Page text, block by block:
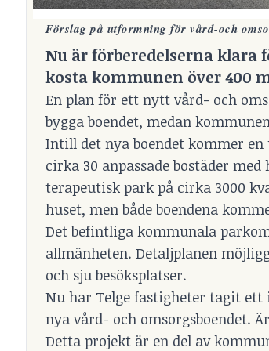
Förslag på utformning för vård-och
Nu är förberedelserna klara
kosta kommunen över 400
En plan för ett nytt vård- och
bygga boendet, medan
Intill det nya boendet kommer
cirka 30 anpassade bostäder
terapeutisk park på cirka 3000
huset, men både boendena
Det befintliga kommunala
allmänheten. Detaljplanen
och sju besöksplatser.
Nu har Telge fastigheter tagit ett
nya vård- och omsorgsboendet.
Detta projekt är en del av